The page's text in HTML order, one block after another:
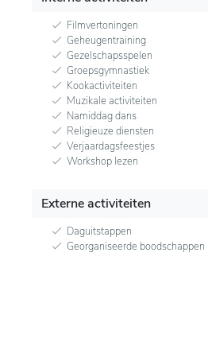
Filmvertoningen
Geheugentraining
Gezelschapsspelen
Groepsgymnastiek
Kookactiviteiten
Muzikale activiteiten
Namiddag dans
Religieuze diensten
Verjaardagsfeestjes
Workshop lezen
Externe activiteiten
Daguitstappen
Georganiseerde boodschappen